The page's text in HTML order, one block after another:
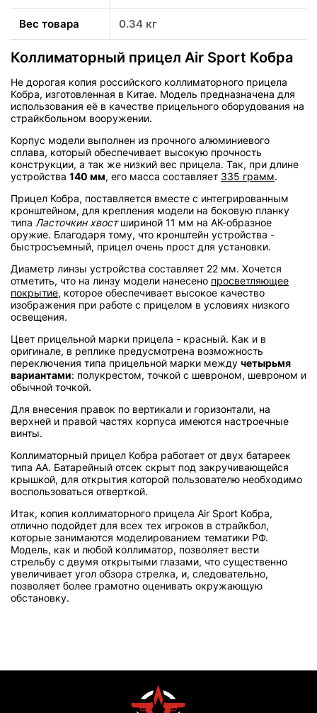
Вес товара 0.34 кг
Коллиматорный прицел Air Sport Кобра
Не дорогая копия российского коллиматорного прицела
Кобра, изготовленная в Китае. Модель предназначена для
использования её в качестве прицельного оборудования на
страйкбольном вооружении.
Корпус модели выполнен из прочного алюминиевого
сплава, который обеспечивает высокую прочность
конструкции, а так же низкий вес прицела. Так, при длине
устройства 140 мм, его масса составляет 335 грамм.
Прицел Кобра, поставляется вместе с интегрированным
кронштейном, для крепления модели на боковую планку
типа Ласточкин хвостшириной 11 мм на АК-образное
оружие. Благодаря тому, что кронштейн устройства -
быстросъемный, прицел очень прост для установки.
Диаметр линзы устройства составляет 22 мм. Хочется
отметить, что на линзу модели нанесено просветляющее
покрытие, которое обеспечивает высокое качество
изображения при работе с прицелом в условиях низкого
освещения.
Цвет прицельной марки прицела - красный. Как и в
оригинале, в реплике предусмотрена возможность
переключения типа прицельной марки между четырьмя
вариантами: полукрестом, точкой с шевроном, шевроном и
обычной точкой.
Для внесения правок по вертикали и горизонтали, на
верхней и правой частях корпуса имеются настроечные
винты.
Коллиматорный прицел Кобра работает от двух батареек
типа АА. Батарейный отсек скрыт под закручивающейся
крышкой, для открытия которой пользователю необходимо
воспользоваться отверткой.
Итак, копия коллиматорного прицела Air Sport Кобра,
отлично подойдет для всех тех игроков в страйкбол,
которые занимаются моделированием тематики РФ.
Модель, как и любой коллиматор, позволяет вести
стрельбу с двумя открытыми глазами, что существенно
увеличивает угол обзора стрелка, и, следовательно,
позволяет более грамотно оценивать окружающую
обстановку.